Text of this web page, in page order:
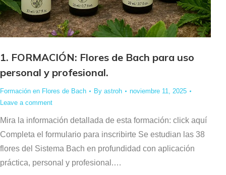
1. FORMACIÓN: Flores de Bach para uso
personal y profesional.
Formación en Flores de Bach By astroh
noviembre 11, 2025
Leave a comment
Mira la información detallada de esta formación: click aquí
Completa el formulario para inscribirte Se estudian las 38
flores del Sistema Bach en profundidad con aplicación
práctica, personal y profesional.…